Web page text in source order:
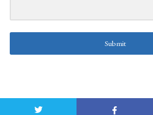
Submit